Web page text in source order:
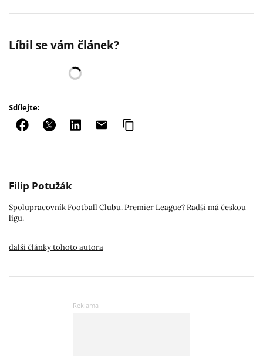
Líbil se vám článek?
Sdílejte:
Filip Potužák
Spolupracovník Football Clubu. Premier League? Radši má českou
ligu.
další články tohoto autora